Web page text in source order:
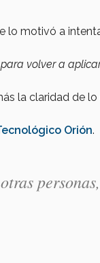
lo motivó a
volver a
la claridad de lo
Orión.
personas,